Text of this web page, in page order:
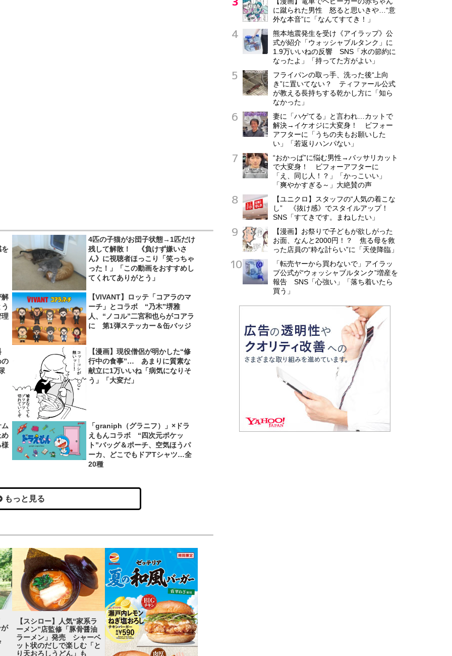
株式会社ジャパン・リリーフ
東京都 八王子市
4匹の子猫がお団子状態→1匹だけ
残して解散！ 《負けず嫌いさ
ん》に視聴者ほっこり「笑っちゃ
った！」「この動画をおすすめし
てくれてありがとう」
解
理
【VIVANT】ロッテ「コアラのマ
ーチ」とコラボ “乃木”堺雅
人、“ノコル”二宮和也らがコアラ
に 第1弾ステッカー＆缶バッジ
の
【漫画】現役僧侶が明かした“修
行中の食事”… あまりに質素な
献立に1万いいね「病気になりそ
う」「大変だ」
め
様
「graniph（グラニフ）」×ドラ
えもんコラボ “四次元ポケッ
ト”バッグ＆ポーチ、空気ほうパ
ーカ、どこでもドアTシャツ…全
20種
もっと見る
【スシロー】人気“家系ラ
ーメン”店監修「豚骨醤油
ラーメン」発売 シャーベ
ット状のだしで楽しむ「と
り天おろしうどん」も
に蹴られた男性 怒ると思いきや…“意
外な本音”に「なんてすてき！」
熊本地震発生を受け《アイラップ》公
式が紹介「ウォッシャブルタンク」に
1.9万いいねの反響 SNS「水の節約に
なったよ」「持ってた方がよい」
フライパンの取っ手、洗った後“上向
き”に置いてない？ ティファール公式
が教える長持ちする乾かし方に「知ら
なかった」
妻に「ハゲてる」と言われ…カットで
解決→イケオジに大変身！ ビフォー
アフターに「うちの夫もお願いした
い」「若返りハンパない」
“おかっぱ”に悩む男性→バッサリカット
で大変身！ ビフォーアフターに
「え、同じ人！？」「かっこいい」
「爽やかすぎる～」大絶賛の声
【ユニクロ】スタッフの“人気の着こな
し” 《抜け感》でスタイルアップ！
SNS「すてきです。まねしたい」
【漫画】お祭りで子どもが欲しがった
お面、なんと2000円！？ 焦る母を救
った店員の“粋な計らい”に「天使降臨」
「転売ヤーから買わないで」アイラッ
プ公式が“ウォッシャブルタンク”増産を
報告 SNS「心強い」「落ち着いたら
買う」